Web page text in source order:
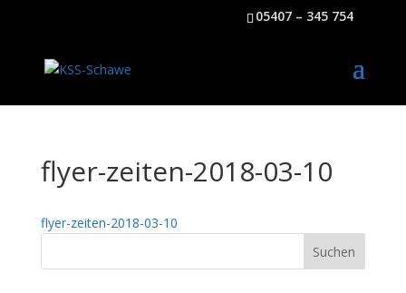
05407 – 345 754
flyer-zeiten-2018-03-10
flyer-zeiten-2018-03-10